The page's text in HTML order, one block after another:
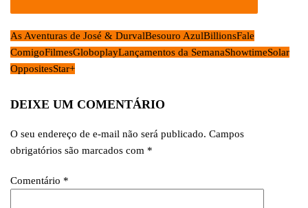
As Aventuras de José & DurvalBesouro AzulBillionsFale
ComigoFilmesGloboplayLançamentos da SemanaShowtimeSolar
OppositesStar+
DEIXE UM COMENTÁRIO
O seu endereço de e-mail não será publicado. Campos
obrigatórios são marcados com *
Comentário *